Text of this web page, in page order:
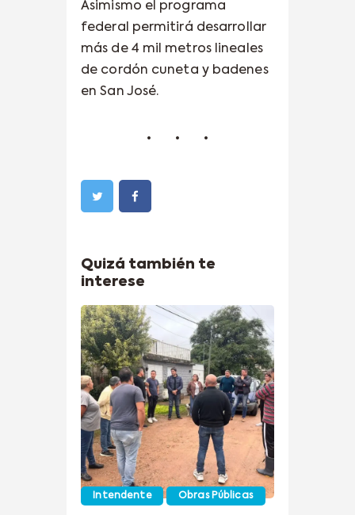
Asimismo el programa
federal permitirá desarrollar
más de 4 mil metros lineales
de cordón cuneta y badenes
en San José.
Quizá también te
interese
Intendente Obras Públicas